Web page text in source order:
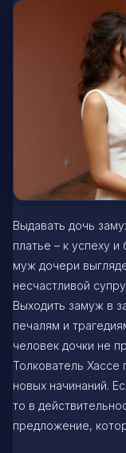
Выдавать дочь
платье – к успеху
муж дочери
несчастливой
Выходить замуж в
печалям и
человек дочки не
Толкователь Хассе
новых начинаний.
то в
предложение,